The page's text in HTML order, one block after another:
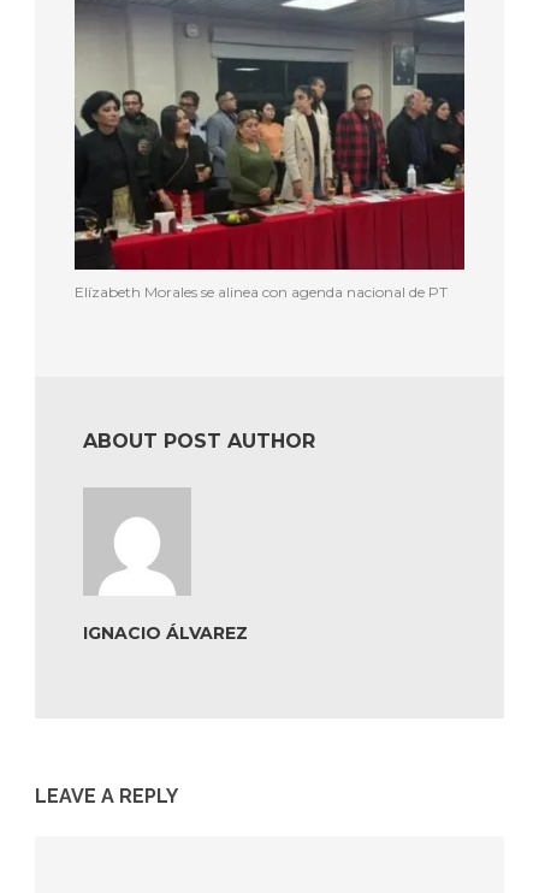
Elízabeth Morales se alinea con agenda nacional de PT
ABOUT POST AUTHOR
IGNACIO ÁLVAREZ
LEAVE A REPLY